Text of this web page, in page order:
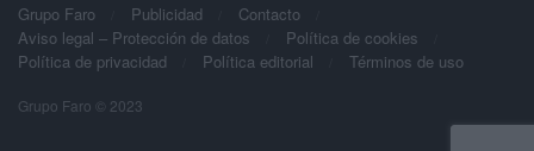
Grupo Faro Publicidad
Contacto
Aviso legal – Protección de datos
Política de cookies
Política de privacidad
Política editorial Términos de uso
Grupo Faro © 2023